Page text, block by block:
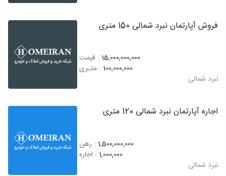
فروش آپارتمان نبرد شمالی 150 متری
15,000,000,000 : قیمت
100,000,000 : متـری
نبرد شمالی
اجاره آپارتمان نبرد شمالی 120 متری
1,500,000,000 : رهن
1,000,000 : اجاره
نبرد شمالی